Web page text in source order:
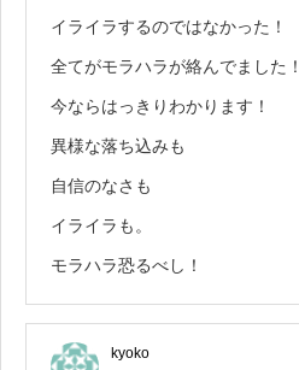
イライラするのではなかった！
全てがモラハラが絡んでました！
今ならはっきりわかります！
異様な落ち込みも
自信のなさも
イライラも。
モラハラ恐るべし！
kyoko